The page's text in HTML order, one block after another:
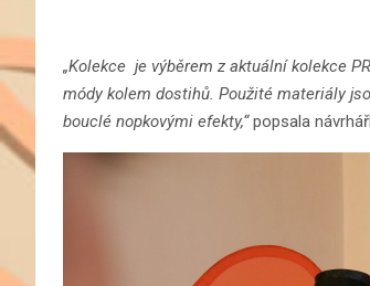
„Kolekce je výběrem z aktuální kolekce
módy kolem dostihů. Použité materiály
bouclé nopkovými efekty,“popsala